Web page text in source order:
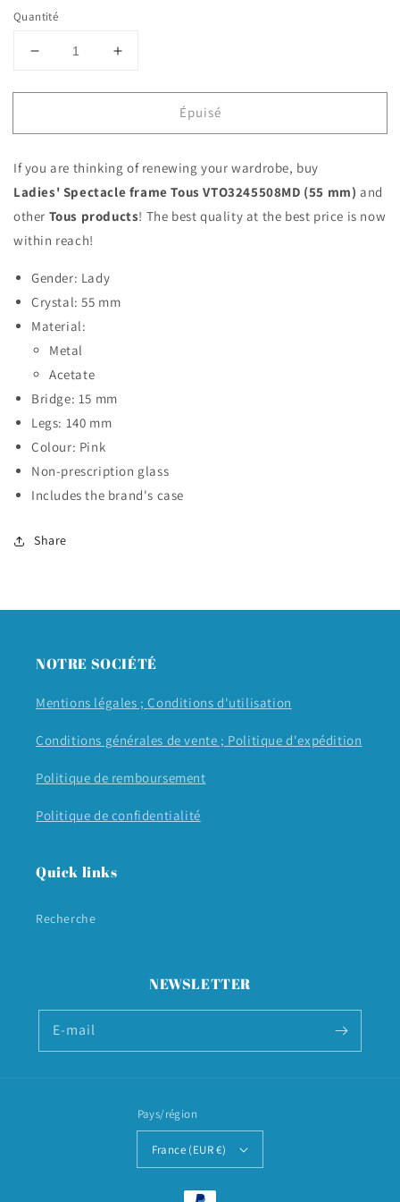
Quantité
Réduire
quantité
Ladies&#39;Spectacle
Tous
VTO3245508MD
(55
mm)
Pink
55
mm)
Augmenter
quantité
Ladies&#39;Spectacle
Tous
VTO3245508MD
(55
mm)
mm)
Épuisé
If you are thinking of renewing your wardrobe, buy
Ladies' Spectacle frame Tous VTO3245508MD (55 mm) and
other Tous products! The best quality at the best price is now
within reach!
Gender: Lady
Crystal: 55 mm
Material:
Metal
Acetate
Bridge: 15 mm
Legs: 140 mm
Colour: Pink
Non-prescription glass
Includes the brand's case
Share
NOTRE SOCIÉTÉ
Mentions légales ;Conditions d'utilisation
Conditions générales de vente ; Politique d'expédition
Politique de remboursement
Politique de confidentialité
Quick links
Recherche
NEWSLETTER
E-mail
Pays/région
France (EUR €)
Moyens